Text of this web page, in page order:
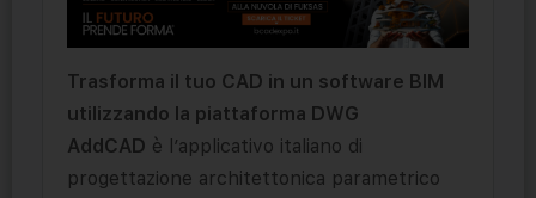
Trasforma il tuo CAD in un software BIM
utilizzando la piattaforma DWG
AddCAD è l’applicativo italiano di
progettazione architettonica parametrico